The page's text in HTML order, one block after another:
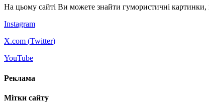
На цьому сайті Ви можете знайти гумористичні
Instagram
X.com (Twitter)
YouTube
Реклама
Мітки сайту